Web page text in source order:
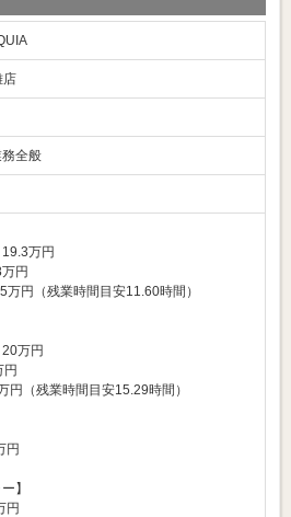
店
全般
万円
円
万円（残業時間目安11.60時間）
万円
円
円（残業時間目安15.29時間）
円
】
円